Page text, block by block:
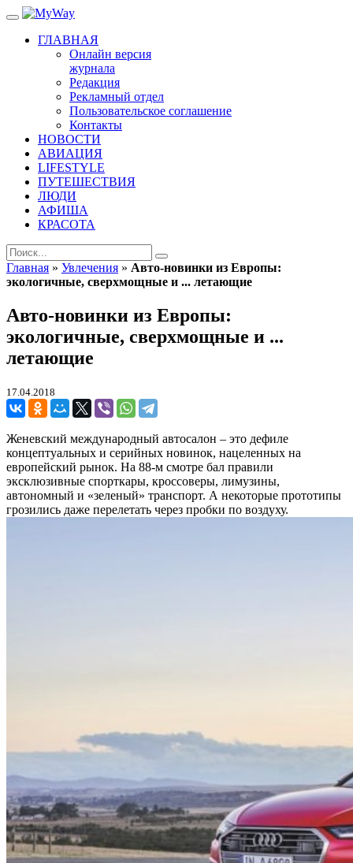
ГЛАВНАЯ
Онлайн версия
журнала
Редакция
Рекламный отдел
Пользовательское соглашение
Контакты
НОВОСТИ
АВИАЦИЯ
LIFESTYLE
ПУТЕШЕСТВИЯ
ЛЮДИ
АФИША
КРАСОТА
Главная » Увлечения » Авто-новинки из Европы:
экологичные, сверхмощные и ... летающие
Авто-новинки из Европы:
экологичные, сверхмощные и ...
летающие
17.04.2018
Женевский международный автосалон – это дефиле
концептуальных и серийных новинок, нацеленных на
европейский рынок. На 88-м смотре бал правили
эксклюзивные спорткары, кроссоверы, лимузины,
автономный и «зеленый» транспорт. А некоторые прототипы
грозились даже перелетать через пробки по воздуху.